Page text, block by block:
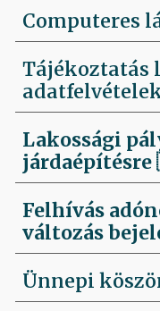
Computeres
Tájékoztatás
Lakossági
járdaépítésre
Felhívás
változás
Ünnepi